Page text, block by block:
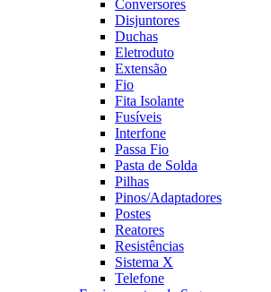
Conversores
Disjuntores
Duchas
Eletroduto
Extensão
Fio
Fita Isolante
Fusíveis
Interfone
Passa Fio
Pasta de Solda
Pilhas
Pinos/Adaptadores
Postes
Reatores
Resistências
Sistema X
Telefone